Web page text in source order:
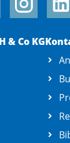
& Co KG